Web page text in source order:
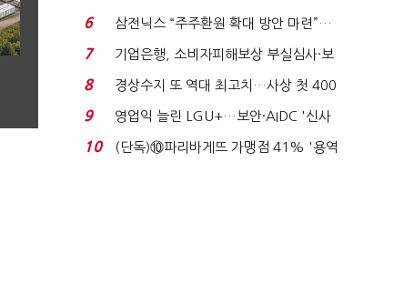
생법 위반 반복...
6
삼전닉스 “주주환원 확대 방안 마련”…
로이터에 성명...
7
기업은행, 소비자피해보상 부실심사·보
이스피싱 공시 ...
8
경상수지 또 역대 최고치…사상 첫 400
억달러에 '3% 성...
9
영업익 늘린 LGU+…보안·AIDC '신사
업 드라이브'...
10
(단독)⑩파리바게뜨 가맹점 41% '용역